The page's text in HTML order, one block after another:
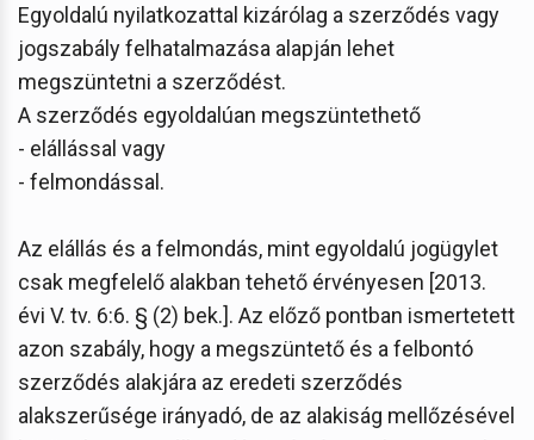
Egyoldalú nyilatkozattal kizárólag a szerződés vagy
jogszabály felhatalmazása alapján lehet
megszüntetni a szerződést.
A szerződés egyoldalúan megszüntethető
- elállással vagy
- felmondással.
Az elállás és a felmondás, mint egyoldalú jogügylet
csak megfelelő alakban tehető érvényesen [2013.
évi V. tv. 6:6. § (2) bek.]. Az előző pontban ismertetett
azon szabály, hogy a megszüntető és a felbontó
szerződés alakjára az eredeti szerződés
alakszerűsége irányadó, de az alakiság mellőzésével